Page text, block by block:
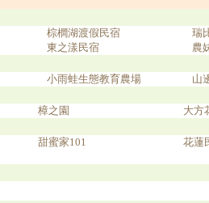
棕櫚湖渡假民宿
東之漾民宿
瑞
農
小雨蛙生態教育農場 山
樟之園 大方
甜蜜家101 花蓮